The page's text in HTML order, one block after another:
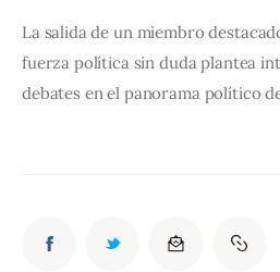
La salida de un miembro
fuerza política sin duda plantea
debates en el panorama político